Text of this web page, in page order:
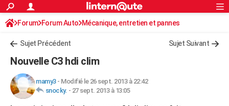
ACTUALITÉS
Politique
Société
Faits Divers
Education
Monde
Villes
+
FINANCE
Retraite
Impôts
Epargne
Immobilier
Risques naturels par ville
Banque
Assurance
Crédit
AUTO
Rechercher
S'inscrire
Connexion
Forum Forum Auto Mécanique, entretien et pannes
Sujet Précédent Sujet Suivant
Nouvelle C3 hdi clim
mamy3- Modifié le 26 sept. 2013 à 22:42
snocky. - 27 sept. 2013 à 13:05